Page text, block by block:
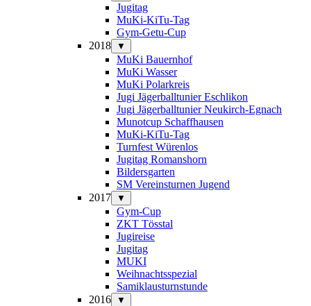
Jugitag
MuKi-KiTu-Tag
Gym-Getu-Cup
2018
▼
MuKi Bauernhof
MuKi Wasser
MuKi Polarkreis
Jugi Jägerballtunier Eschlikon
Jugi Jägerballtunier Neukirch-Egnach
Munotcup Schaffhausen
MuKi-KiTu-Tag
Turnfest Würenlos
Jugitag Romanshorn
Bildersgarten
SM Vereinsturnen Jugend
2017
▼
Gym-Cup
ZKT Tösstal
Jugireise
Jugitag
MUKI
Weihnachtsspezial
Samiklausturnstunde
2016
▼